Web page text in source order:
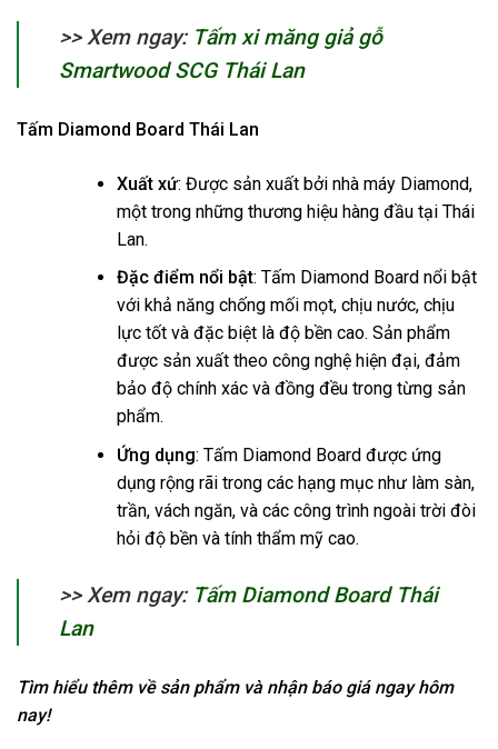
>> Xem ngay: Tấm xi măng giả gỗ
Smartwood SCG Thái Lan
Tấm Diamond Board Thái Lan
Xuất xứ: Được sản xuất bởi nhà máy Diamond,
một trong những thương hiệu hàng đầu tại Thái
Lan.
Đặc điểm nổi bật: Tấm Diamond Board nổi bật
với khả năng chống mối mọt, chịu nước, chịu
lực tốt và đặc biệt là độ bền cao. Sản phẩm
được sản xuất theo công nghệ hiện đại, đảm
bảo độ chính xác và đồng đều trong từng sản
phẩm.
Ứng dụng: Tấm Diamond Board được ứng
dụng rộng rãi trong các hạng mục như làm sàn,
trần, vách ngăn, và các công trình ngoài trời đòi
hỏi độ bền và tính thẩm mỹ cao.
>> Xem ngay: Tấm Diamond Board Thái
Lan
Tìm hiểu thêm về sản phẩm và nhận báo giá ngay hôm
nay!